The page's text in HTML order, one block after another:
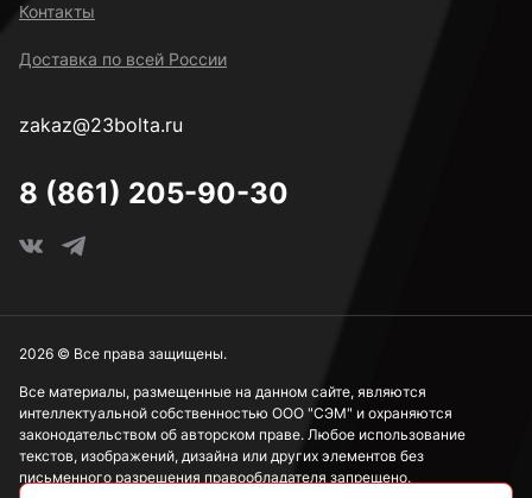
Контакты
Доставка по всей России
zakaz@23bolta.ru
8 (861) 205-90-30
Все материалы, размещенные на данном сайте, являются
интеллектуальной собственностью ООО "СЭМ" и охраняются
законодательством об авторском праве. Любое использование
текстов, изображений, дизайна или других элементов без
письменного разрешения правообладателя запрещено.
2026 © Все права защищены.